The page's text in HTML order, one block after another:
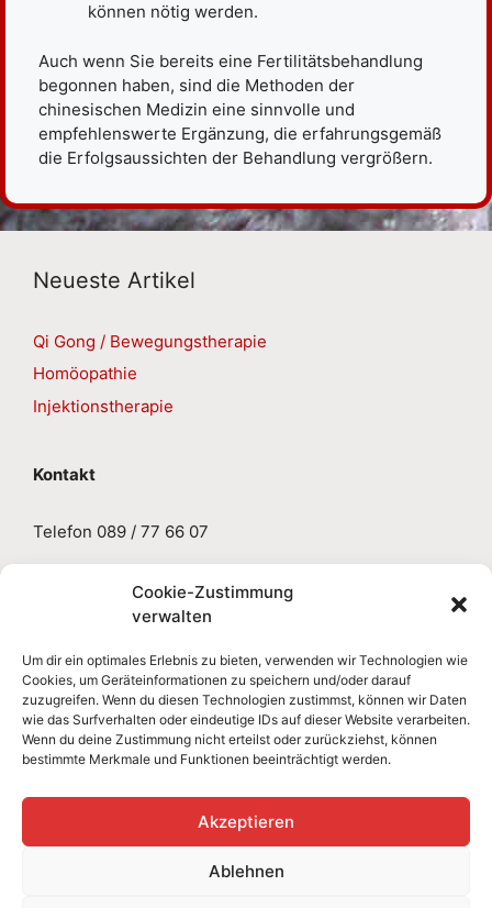
Cookie-Zustimmung
verwalten
Um dir ein optimales Erlebnis zu bieten, verwenden wir Technologien wie
Cookies, um Geräteinformationen zu speichern und/oder darauf
zuzugreifen. Wenn du diesen Technologien zustimmst, können wir Daten
wie das Surfverhalten oder eindeutige IDs auf dieser Website verarbeiten.
Wenn du deine Zustimmung nicht erteilst oder zurückziehst, können
bestimmte Merkmale und Funktionen beeinträchtigt werden.
Akzeptieren
Ablehnen
können nötig werden.
Auch wenn Sie bereits eine Fertilitätsbehandlung
begonnen haben, sind die Methoden der
chinesischen Medizin eine sinnvolle und
empfehlenswerte Ergänzung, die erfahrungsgemäß
die Erfolgsaussichten der Behandlung vergrößern.
Neueste Artikel
Qi Gong / Bewegungstherapie
Homöopathie
Injektionstherapie
Kontakt
Telefon 089 / 77 66 07
sabine.gruseck@aol.de
Impressum
Datenschutzerklärung
Cookie-Richtlinie